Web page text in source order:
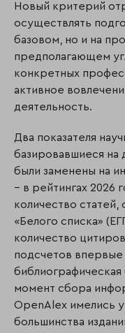
Новый критерий
осуществлять
базовом, но и на
предполагающем
конкретных
активное
деятельность.
Два показателя
базировавшиеся
были заменены на
– в рейтингах 2026
количество статей,
«Белого списка»
количество
подсчетов впервые
момент сбора
OpenAlex имелись
большинства